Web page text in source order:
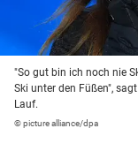
"So gut bin ich noch nie
Ski unter den Füßen",
Lauf.
© picture alliance/dpa